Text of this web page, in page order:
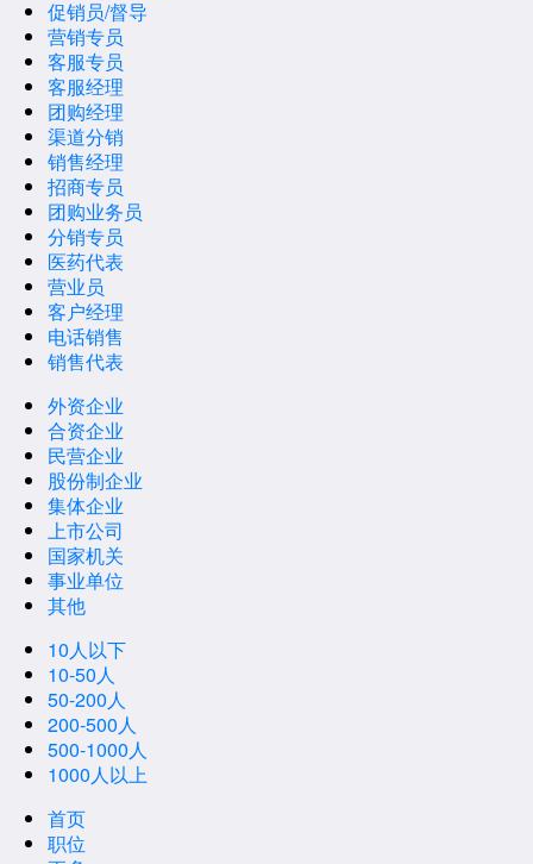
促销员/督导
营销专员
客服专员
客服经理
团购经理
渠道分销
销售经理
招商专员
团购业务员
分销专员
医药代表
营业员
客户经理
电话销售
销售代表
外资企业
合资企业
民营企业
股份制企业
集体企业
上市公司
国家机关
事业单位
其他
10人以下
10-50人
50-200人
200-500人
500-1000人
1000人以上
首页
职位